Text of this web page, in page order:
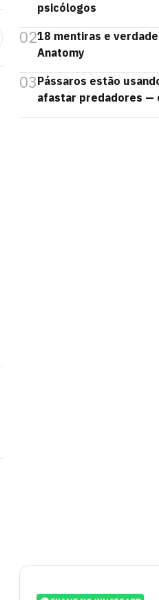
psicólogos
0218 mentiras e
Anatomy
03Pássaros estão
afastar predadores —